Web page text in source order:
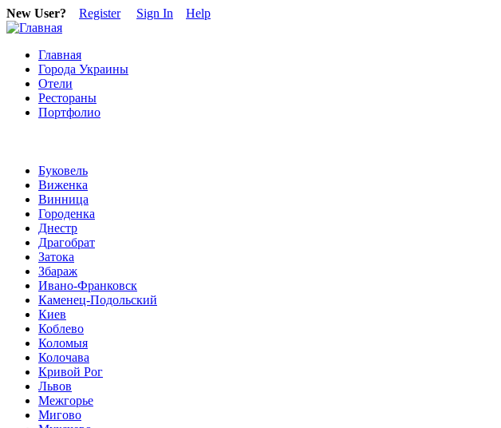
New User? Register Sign In Help
Главная
Города Украины
Отели
Рестораны
Портфолио
Буковель
Виженка
Винница
Городенка
Днестр
Драгобрат
Затока
Збараж
Ивано-Франковск
Каменец-Подольский
Киев
Коблево
Коломыя
Колочава
Кривой Рог
Львов
Межгорье
Мигово